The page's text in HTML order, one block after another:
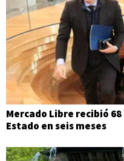
Mercado Libre recibió
Estado en seis meses